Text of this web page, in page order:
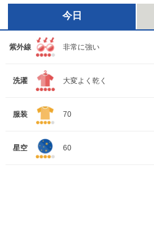
今日
紫外線 非常に強い
洗濯 大変よく乾く
服装 70
星空 60